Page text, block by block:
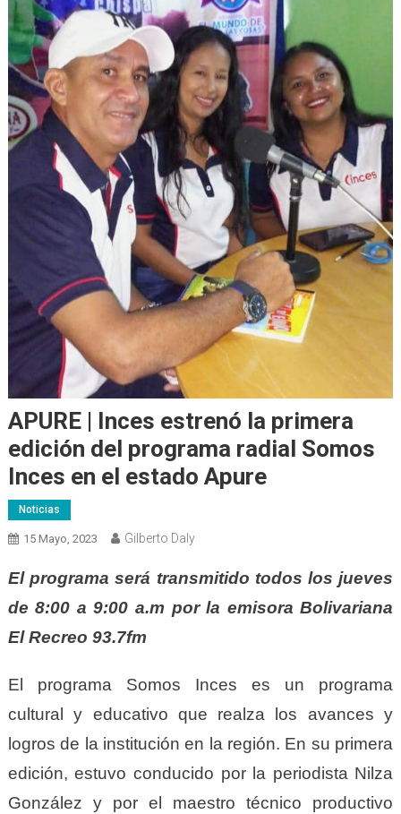
APURE | Inces estrenó la primera
edición del programa radial Somos
Inces en el estado Apure
Noticias
15 Mayo, 2023 Gilberto Daly
El programa será transmitido todos los jueves
de 8:00 a 9:00 a.m por la emisora Bolivariana
El Recreo 93.7fm
El programa Somos Inces es un programa
cultural y educativo que realza los avances y
logros de la institución en la región. En su primera
edición, estuvo conducido por la periodista Nilza
González y por el maestro técnico productivo